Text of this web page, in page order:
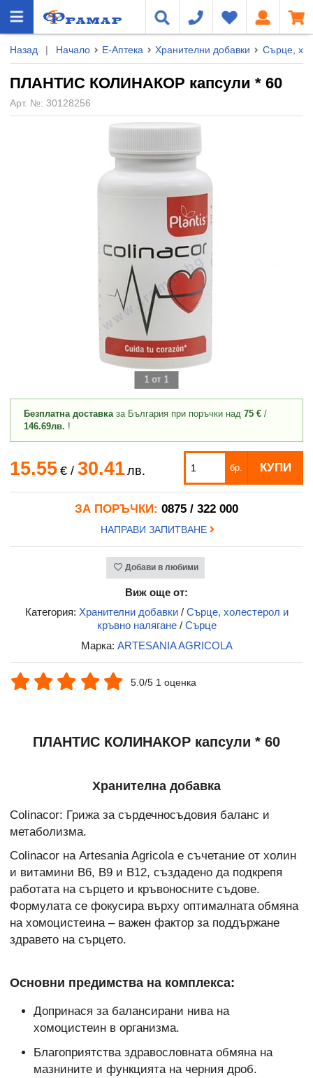
Назад | Начало Е-Аптека Хранителни добавки Сърце,
ПЛАНТИС КОЛИНАКОР капсули * 60
Арт. №: 30128256
1 от 1
Безплатна доставказа България при поръчки над 75 € /
146.69лв. !
15.55 €/ 30.41лв. бр. КУПИ
ЗА ПОРЪЧКИ: 0875 / 322 000
НАПРАВИ ЗАПИТВАНЕ
Добави в любими
Виж още от:
Категория: Хранителни добавки/ Сърце, холестерол и
кръвно налягане/ Сърце
Марка: ARTESANIA AGRICOLA
5.0/5 1 оценка
ПЛАНТИС КОЛИНАКОР капсули * 60
Хранителна добавка
Colinacor: Грижа за сърдечносъдовия баланс и
метаболизма.
Colinacor на Artesania Agricola е съчетание от холин
и витамини B6, B9 и B12, създадено да подкрепя
работата на сърцето и кръвоносните съдове.
Формулата се фокусира върху оптималната обмяна
на хомоцистеина – важен фактор за поддържане
здравето на сърцето.
Основни предимства на комплекса:
Допринася за балансирани нива на
хомоцистеин в организма.
Благоприятства здравословната обмяна на
мазнините и функцията на черния дроб.